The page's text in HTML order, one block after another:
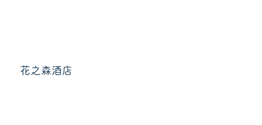
花之森酒店